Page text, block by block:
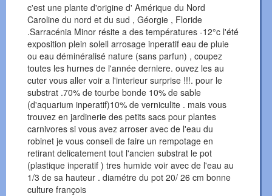
c'est une plante d'origine d' Amérique du Nord
Caroline du nord et du sud , Géorgie , Floride
.Sarracénia Minor résite a des températures -12°c l'été
exposition plein soleil arrosage inperatif eau de pluie
ou eau déminéralisé nature (sans parfun) , coupez
toutes les hurnes de l'année derniere. ouvez les au
cuter vous aller voir a l'interieur surprise !!!. pour le
substrat .70% de tourbe bonde 10% de sable
(d'aquarium inperatif)10% de verniculite . mais vous
trouvez en jardinerie des petits sacs pour plantes
carnivores si vous avez arroser avec de l'eau du
robinet je vous conseil de faire un rempotage en
retirant delicatement tout l'ancien substrat le pot
(plastique inperatif ) tres humide voir avec de l'eau au
1/3 de sa hauteur . diamétre du pot 20/ 26 cm bonne
culture françois